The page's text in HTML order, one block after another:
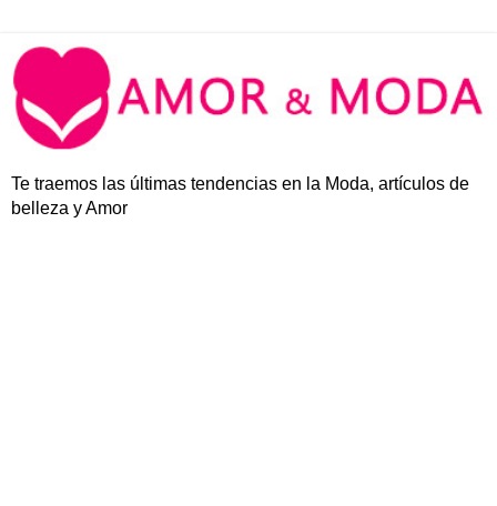
Te traemos las últimas tendencias en la Moda, artículos de
belleza y Amor